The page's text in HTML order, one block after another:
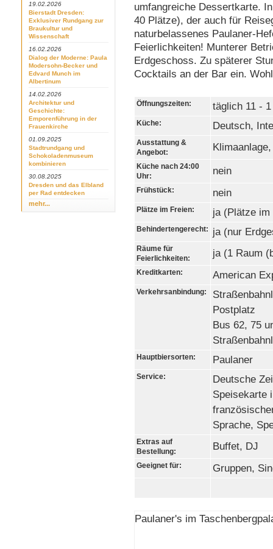
19.02.2026
Bierstadt Dresden:
Exklusiver Rundgang zur
Braukultur und
Wissenschaft
16.02.2026
Dialog der Moderne: Paula
Modersohn-Becker und
Edvard Munch im
Albertinum
14.02.2026
Architektur und
Geschichte:
Emporenführung in der
Frauenkirche
01.09.2025
Stadtrundgang und
Schokoladenmuseum
kombinieren
30.08.2025
Dresden und das Elbland
per Rad entdecken
mehr...
umfangreiche Dessertkarte.
40 Plätze), der auch für
naturbelassenes Paulaner-
Feierlichkeiten! Munterer
Erdgeschoss. Zu späterer
Cocktails an der Bar ein.
Öffnungszeiten: täglich 11 -
Küche: Deutsch,
Ausstattung &
Angebot:
Küche nach 24:00
Uhr:
nein
Frühstück: nein
Plätze im Freien: ja (Plätze im
Behindertengerecht: ja (nur
Räume für
Feierlichkeiten:
ja (1 Raum
Kreditkarten: American
Verkehrsanbindung:
Postplatz
Bus 62, 75
Hauptbiersorten: Paulaner
Service:
Deutsche
Speisekarte
Sprache,
Extras auf
Bestellung:
Buffet, DJ
Geeignet für: Gruppen,
Paulaner's im